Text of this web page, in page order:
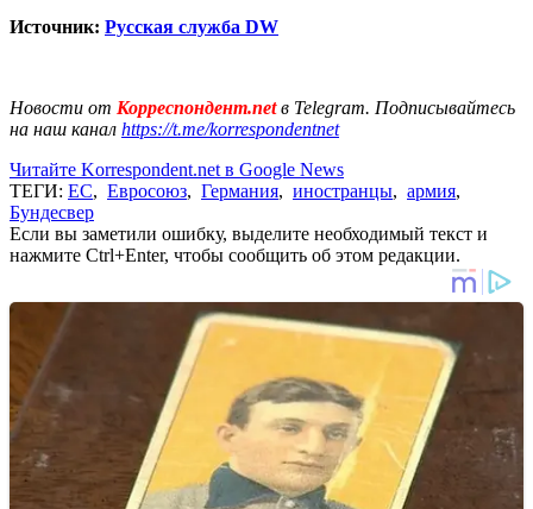
Источник: Русская служба DW
Новости от Корреспондент.netв Telegram. Подписывайтесь
на наш канал https://t.me/korrespondentnet
Читайте Korrespondent.net в Google News
ТЕГИ: ЕС, Евросоюз, Германия, иностранцы, армия,
Бундесвер
Если вы заметили ошибку, выделите необходимый текст и
нажмите Ctrl+Enter, чтобы сообщить об этом редакции.